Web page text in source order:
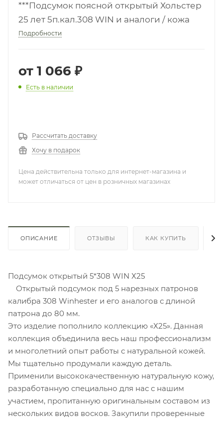
***Подсумок поясной открытый Хольстер
25 лет 5п.кал.308 WIN и аналоги / кожа
Подробности
от 1 066 ₽
Есть в наличии
Рассчитать доставку
Хочу в подарок
Цена действительна только для интернет-магазина и
может отличаться от цен в розничных магазинах
ОПИСАНИЕ ОТЗЫВЫ КАК КУПИТЬ
Подсумок открытый 5*308 WIN Х25
Открытый подсумок под 5 нарезных патронов
калибра 308 Winhester и его аналогов с длиной
патрона до 80 мм.
Это изделие пополнило коллекцию «Х25». Данная
коллекция объединила весь наш профессионализм
и многолетний опыт работы с натуральной кожей.
Мы тщательно продумали каждую деталь.
Применили высококачественную натуральную кожу,
разработанную специально для нас с нашим
участием, пропитанную оригинальным составом из
нескольких видов восков. Закупили проверенные